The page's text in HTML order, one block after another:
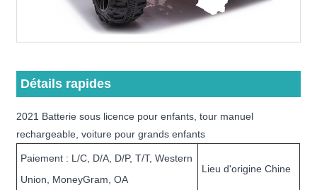
Détails rapides
2021 Batterie sous licence pour enfants, tour manuel
rechargeable, voiture pour grands enfants
Paiement : L/C, D/A, D/P, T/T, Western
Union, MoneyGram, OA
Lieu d'origine Chine